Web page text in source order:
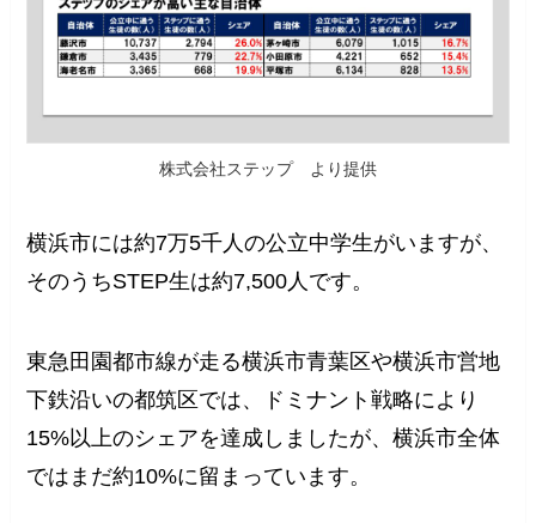
株式会社ステップ より提供
横浜市には約7万5千人の公立中学生がいますが、
そのうちSTEP生は約7,500人です。
東急田園都市線が走る横浜市青葉区や横浜市営地
下鉄沿いの都筑区では、ドミナント戦略により
15%以上のシェアを達成しましたが、横浜市全体
ではまだ約10%に留まっています。